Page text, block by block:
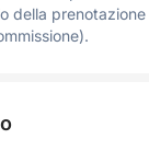
della